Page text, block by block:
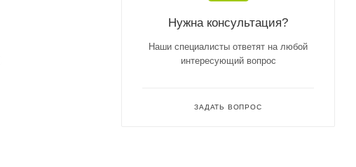
Нужна консультация?
Наши специалисты ответят на любой
интересующий вопрос
ЗАДАТЬ ВОПРОС